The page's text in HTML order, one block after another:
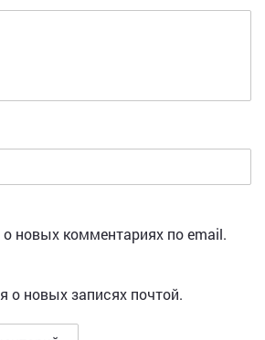
новых комментариях по email.
о новых записях почтой.